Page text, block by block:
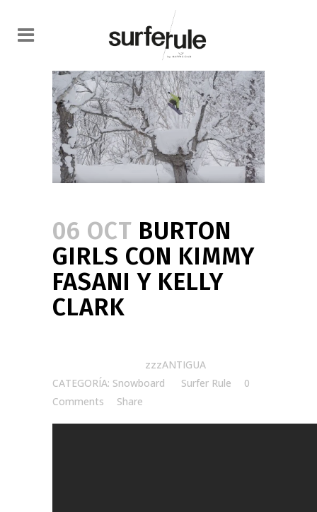
06 OCT BURTON
GIRLS CON KIMMY
FASANI Y KELLY
CLARK
zzzANTIGUA
CATEGORÍA: Snowboard
Surfer Rule
0
Comments
Share